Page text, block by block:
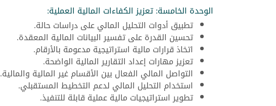
الوحدة الخامسة: تعزيز الكفاءات المالية العملية:
تطبيق أدوات التحليل المالي على دراسات حالة.
تحسين القدرة على تفسير البيانات المالية المعقدة.
اتخاذ قرارات مالية استراتيجية مدعومة بالأرقام.
تعزيز مهارات إعداد التقارير المالية الواضحة.
التواصل المالي الفعال بين الأقسام غير المالية والمالية.
استخدام التحليل المالي لدعم التخطيط المستقبلي.
تطوير استراتيجيات مالية عملية قابلة للتنفيذ.